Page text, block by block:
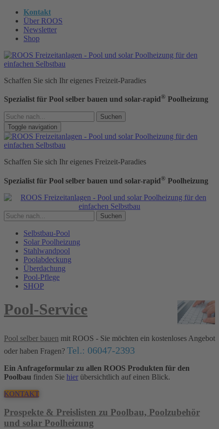
Kontakt
Über ROOS
Newsletter
Shop
Schaffen Sie sich Ihr eigenes Freizeit-Paradies
Spezialist für Pool selber bauen und solar-rapid® Poolheizung
Suchen
Toggle navigation
Schaffen Sie sich Ihr eigenes Freizeit-Paradies
Spezialist für Pool selber bauen und solar-rapid® Poolheizung
Suchen
Selbstbau-Pool
Solar Poolheizung
Stahlwandpool
Poolabdeckung
Überdachung
Pool-Pflege
SHOP
Pool-Service
Pool selber bauen mit ROOS - Sie möchten ein kostenloses Angebot
oder haben Fragen? Tel.: 06047-2393
Ein Anfrageformular zu allen ROOS Produkten für den
Poolbau finden Sie hier übersichtlich auf einen Blick.
KONTAKT
Prospekte & Preislisten zu Poolbau, Poolzubehör
und solar Poolheizung